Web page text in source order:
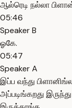
ஆல்ரெடி நல்லா
05:46
Speaker B
ஓகே.
05:47
Speaker A
இப்ப வந்து
அப்படிங்கறது